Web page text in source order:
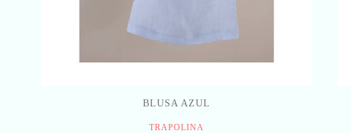
BLUSA AZUL
TRAPOLINA